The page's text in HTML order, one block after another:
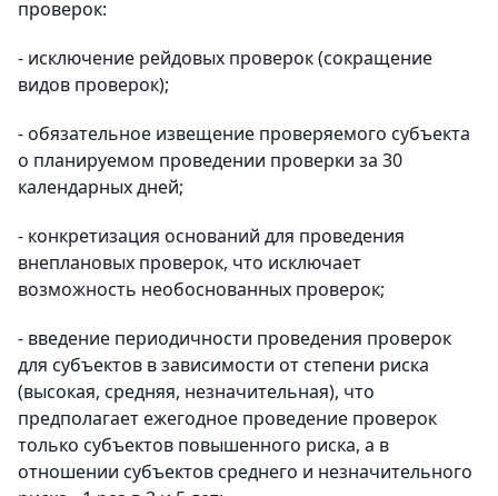
проверок:
- исключение рейдовых проверок (сокращение
видов проверок);
- обязательное извещение проверяемого субъекта
о планируемом проведении проверки за 30
календарных дней;
- конкретизация оснований для проведения
внеплановых проверок, что исключает
возможность необоснованных проверок;
- введение периодичности проведения проверок
для субъектов в зависимости от степени риска
(высокая, средняя, незначительная), что
предполагает ежегодное проведение проверок
только субъектов повышенного риска, а в
отношении субъектов среднего и незначительного